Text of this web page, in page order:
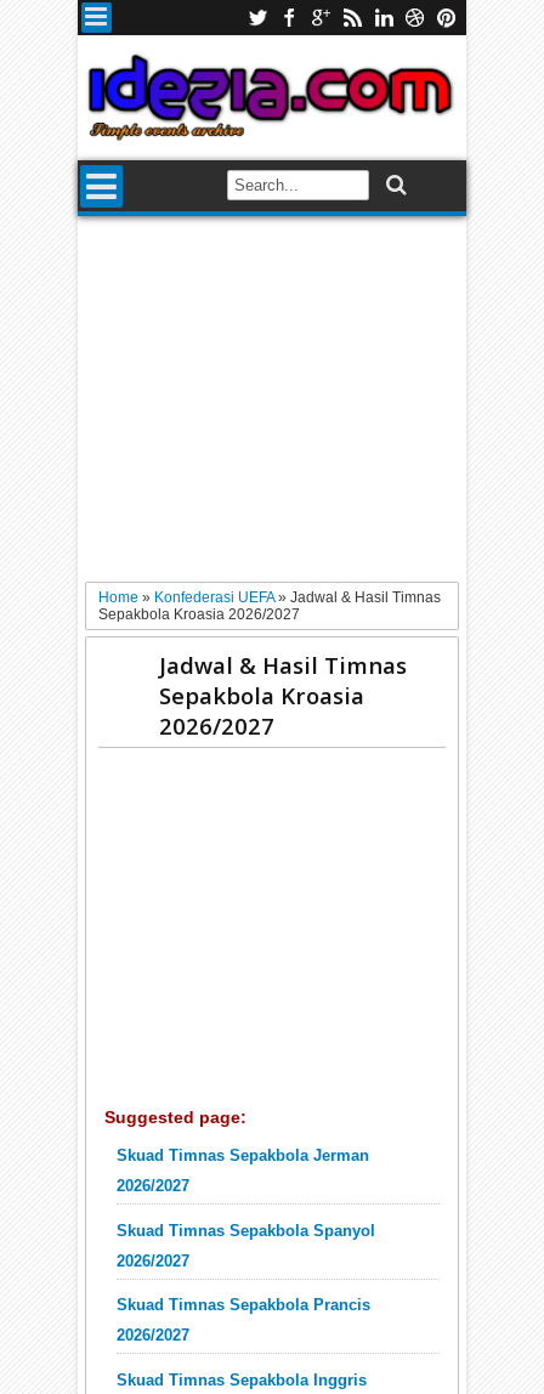
Home» Konfederasi UEFA»Jadwal & Hasil Timnas
Sepakbola Kroasia 2026/2027
Jadwal & Hasil Timnas
Sepakbola Kroasia
2026/2027
Suggested page:
Skuad Timnas Sepakbola Jerman
2026/2027
Skuad Timnas Sepakbola Spanyol
2026/2027
Skuad Timnas Sepakbola Prancis
2026/2027
Skuad Timnas Sepakbola Inggris